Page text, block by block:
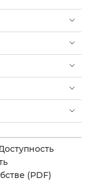
(PDF)